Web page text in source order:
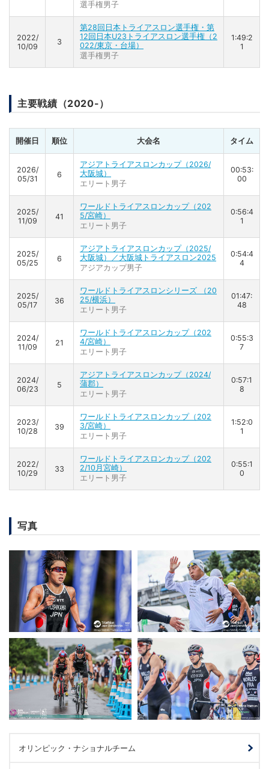
選手権男子
2022/
10/09
3
第28回日本トライアスロン選手権・第
12回日本U23トライアスロン選手権（2
022/東京・台場）
選手権男子
1:49:2
1
主要戦績（2020-）
開催日 順位 大会名 タイム
2026/
05/31
6
アジアトライアスロンカップ（2026/
大阪城）
エリート男子
00:53:
00
2025/
11/09
41
ワールドトライアスロンカップ（202
5/宮崎）
エリート男子
0:56:4
1
2025/
05/25
6
アジアトライアスロンカップ（2025/
大阪城）／大阪城トライアスロン2025
アジアカップ男子
0:54:4
4
2025/
05/17
36
ワールドトライアスロンシリーズ （20
25/横浜）
エリート男子
01:47:
48
2024/
11/09
21
ワールドトライアスロンカップ（202
4/宮崎）
エリート男子
0:55:3
7
2024/
06/23
5
アジアトライアスロンカップ（2024/
蒲郡）
エリート男子
0:57:1
8
2023/
10/28
39
ワールドトライアスロンカップ（202
3/宮崎）
エリート男子
1:52:0
1
2022/
10/29
33
ワールドトライアスロンカップ（202
2/10月宮崎）
エリート男子
0:55:1
0
写真
オリンピック・ナショナルチーム